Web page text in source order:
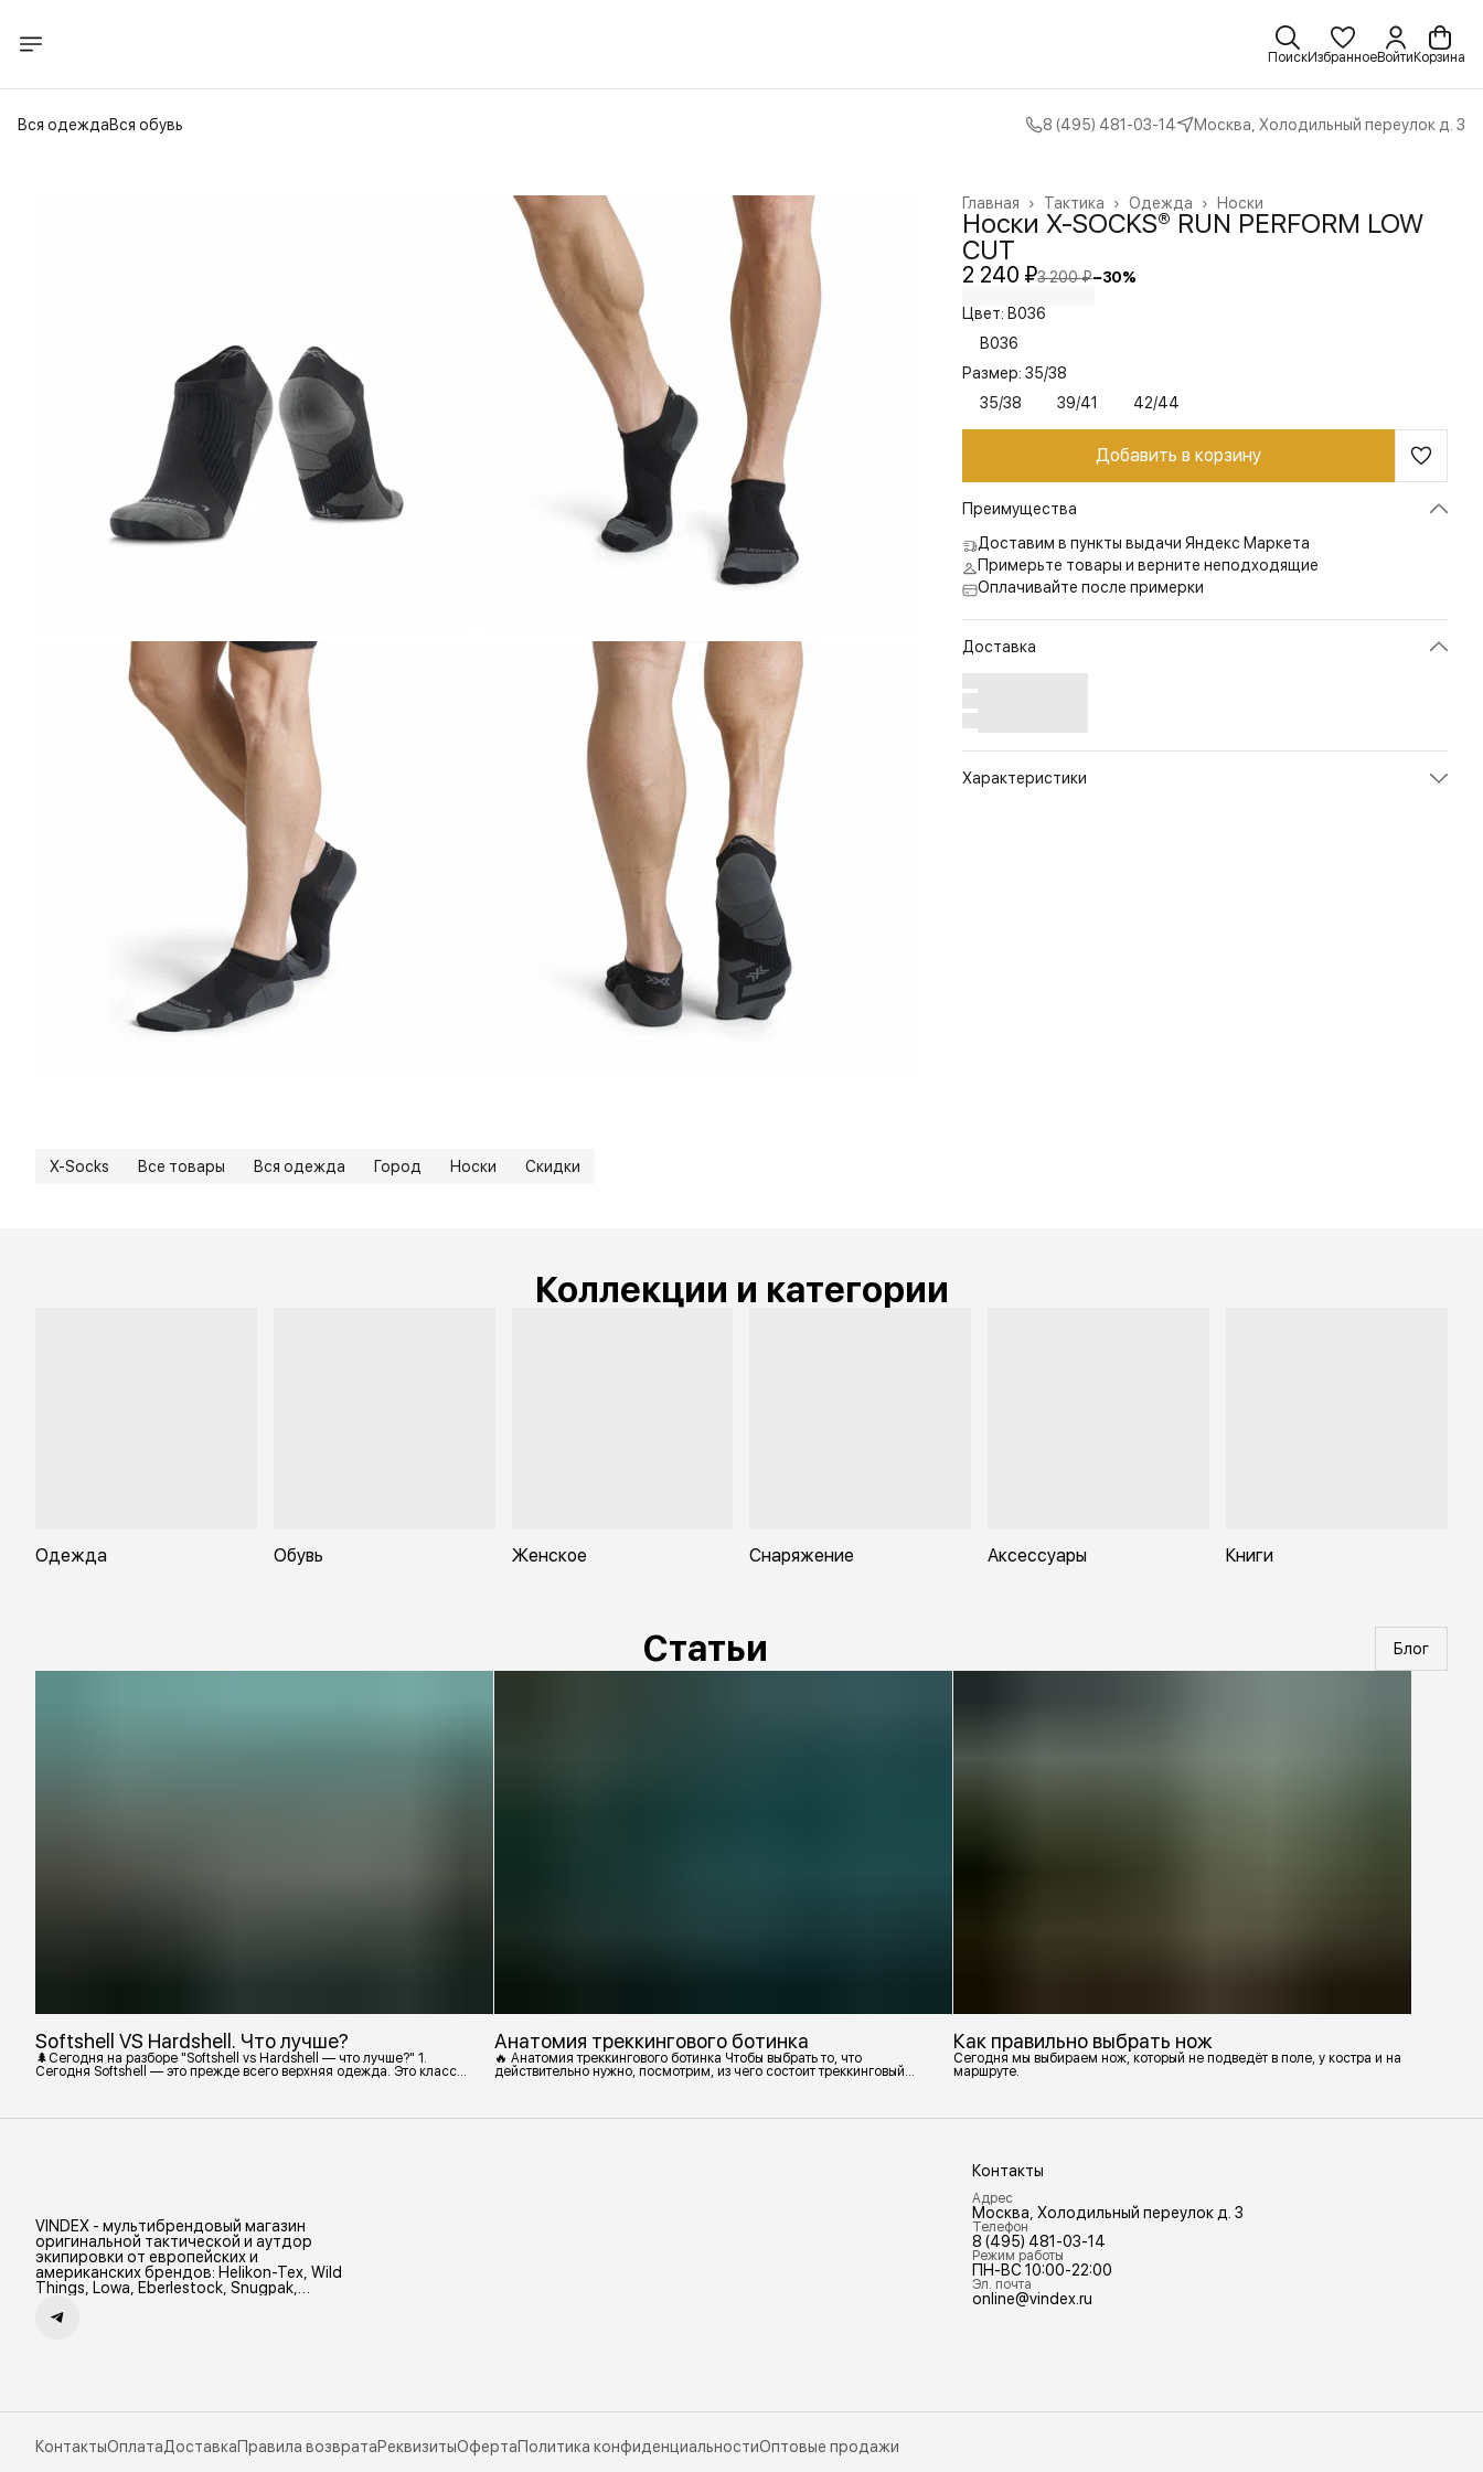
ПоискИзбранноеВойти Корзина
Вся одеждаВся обувь 8 (495) 481-03-14 Москва, Холодильный переулок д. 3
Носки
Одежда ›
Тактика ›
Главная ›
Носки X-SOCKS® RUN PERFORM LOW
CUT
2 240 ₽3 200 ₽−30%
Цвет: B036
B036
Размер: 35/38
35/38
39/41 42/44
Добавить в корзину
Преимущества
Доставим в пункты выдачи Яндекс Маркета
Примерьте товары и верните неподходящие
Оплачивайте после примерки
Доставка
Характеристики
X-Socks Все товары Вся одежда Город Носки Скидки
Коллекции и категории
Одежда Обувь Женское Снаряжение Аксессуары Книги
Статьи Блог
Softshell VS Hardshell. Что лучше?
🌲Сегодня на разборе "Softshell vs Hardshell — что лучше?" 1.
Сегодня Softshell — это прежде всего верхняя одежда. Это класс
Анатомия треккингового ботинка
🔥 Анатомия треккингового ботинка Чтобы выбрать то, что
действительно нужно, посмотрим, из чего состоит треккинговый
Как правильно выбрать нож
Сегодня мы выбираем нож, который не подведёт в поле, у костра и на
маршруте.
VINDEX - мультибрендовый магазин
оригинальной тактической и аутдор
экипировки от европейских и
американских брендов: Helikon-Tex, Wild
Things, Lowa, Eberlestock, Snugpak,
Контакты
Адрес
Москва, Холодильный переулок д. 3
Телефон
8 (495) 481-03-14
Режим работы
ПН-ВС 10:00-22:00
Эл. почта
online@vindex.ru
КонтактыОплатаДоставкаПравила возвратаРеквизитыОфертаПолитика конфиденциальностиОптовые продажи